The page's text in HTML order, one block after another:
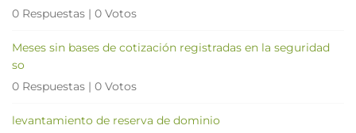
0 Respuestas | 0 Votos
Meses sin bases de cotización registradas en la seguridad
so
0 Respuestas | 0 Votos
levantamiento de reserva de dominio